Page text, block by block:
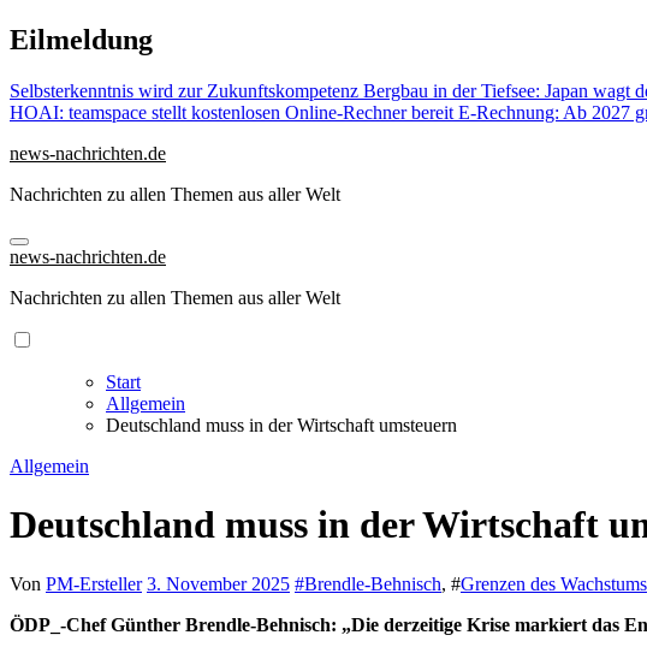
Zu
Inhalten
Eilmeldung
Selbsterkenntnis wird zur Zukunftskompetenz Bergbau in der Tiefsee: Japan wagt
HOAI: teamspace stellt kostenlosen Online-Rechner bereit E-Rechnung: Ab 2027
news-nachrichten.de
Nachrichten zu allen Themen aus aller Welt
news-nachrichten.de
Nachrichten zu allen Themen aus aller Welt
Start
Allgemein
Deutschland muss in der Wirtschaft umsteuern
Allgemein
Deutschland muss in der Wirtschaft
Von PM-Ersteller 3. November 2025 #Brendle-Behnisch, #Grenzen des Wachstums
ÖDP_-Chef Günther Brendle-Behnisch: „Die derzeitige Krise markiert das